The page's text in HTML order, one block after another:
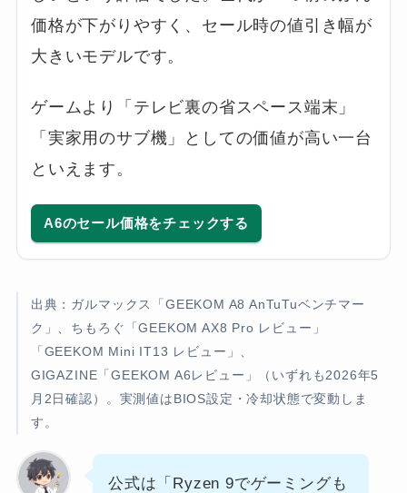
価格が下がりやすく、セール時の値引き幅が
大きいモデルです。
ゲームより「テレビ裏の省スペース端末」
「実家用のサブ機」としての価値が高い一台
といえます。
A6のセール価格をチェックする
出典：ガルマックス「GEEKOM A8 AnTuTuベンチマー
ク」、ちもろぐ「GEEKOM AX8 Pro レビュー」
「GEEKOM Mini IT13 レビュー」、
GIGAZINE「GEEKOM A6レビュー」（いずれも2026年5
月2日確認）。実測値はBIOS設定・冷却状態で変動しま
す。
公式は「Ryzen 9でゲーミングも